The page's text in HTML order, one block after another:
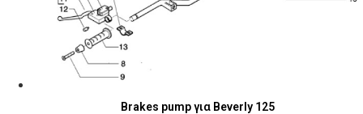
Brakes pump για Beverly 125